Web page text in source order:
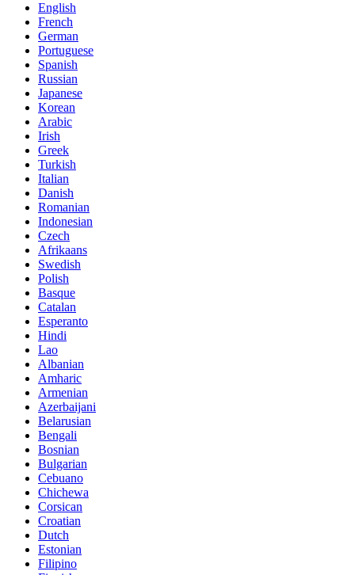
English
French
German
Portuguese
Spanish
Russian
Japanese
Korean
Arabic
Irish
Greek
Turkish
Italian
Danish
Romanian
Indonesian
Czech
Afrikaans
Swedish
Polish
Basque
Catalan
Esperanto
Hindi
Lao
Albanian
Amharic
Armenian
Azerbaijani
Belarusian
Bengali
Bosnian
Bulgarian
Cebuano
Chichewa
Corsican
Croatian
Dutch
Estonian
Filipino